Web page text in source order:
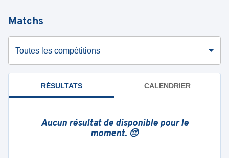
Matchs
Toutes les compétitions
RÉSULTATS CALENDRIER
Aucun résultat de disponible pour le
moment. 😔